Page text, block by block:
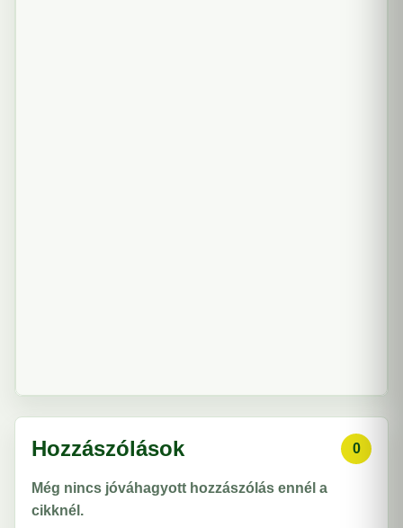
Hozzászólások 0
Még nincs jóváhagyott hozzászólás ennél a
cikknél.